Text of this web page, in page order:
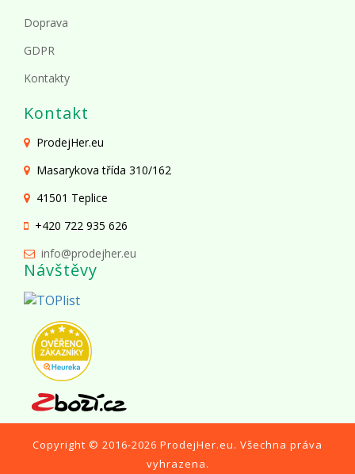
Doprava
GDPR
Kontakty
Kontakt
ProdejHer.eu
Masarykova třída 310/162
41501 Teplice
+420 722 935 626
info@prodejher.eu
Návštěvy
Copyright © 2016-2026 ProdejHer.eu. Všechna práva
vyhrazena.